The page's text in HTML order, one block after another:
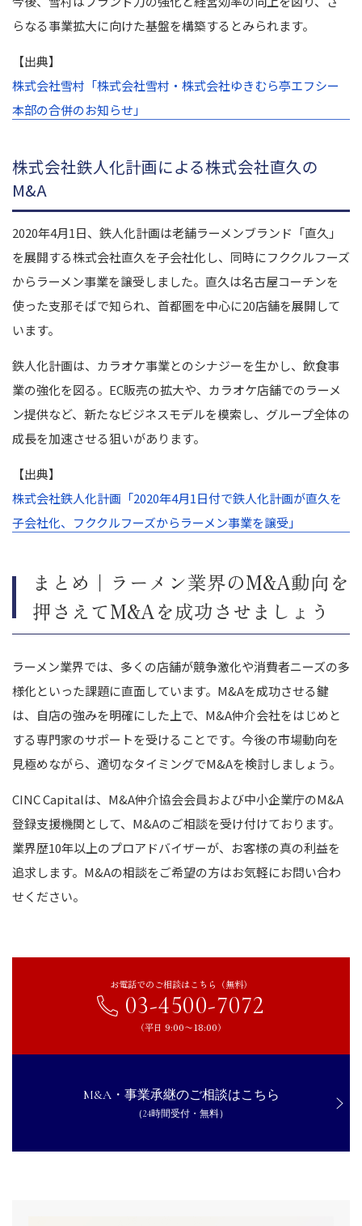
らなる事業拡大に向けた基盤を構築するとみられます。
【出典】
株式会社雪村「株式会社雪村・株式会社ゆきむら亭エフシー
本部の合併のお知らせ」
株式会社鉄人化計画による株式会社直久の
M&A
2020年4月1日、鉄人化計画は老舗ラーメンブランド「直久」
を展開する株式会社直久を子会社化し、同時にフククルフーズ
からラーメン事業を譲受しました。直久は名古屋コーチンを
使った支那そばで知られ、首都圏を中心に20店舗を展開して
います。
鉄人化計画は、カラオケ事業とのシナジーを生かし、飲食事
業の強化を図る。EC販売の拡大や、カラオケ店舗でのラーメ
ン提供など、新たなビジネスモデルを模索し、グループ全体の
成長を加速させる狙いがあります。
【出典】
株式会社鉄人化計画「2020年4月1日付で鉄人化計画が直久を
子会社化、フククルフーズからラーメン事業を譲受」
まとめ｜ラーメン業界のM&A動向を
押さえてM&Aを成功させましょう
ラーメン業界では、多くの店舗が競争激化や消費者ニーズの多
様化といった課題に直面しています。M&Aを成功させる鍵
は、自店の強みを明確にした上で、M&A仲介会社をはじめと
する専門家のサポートを受けることです。今後の市場動向を
見極めながら、適切なタイミングでM&Aを検討しましょう。
CINC Capitalは、M&A仲介協会会員および中小企業庁のM&A
登録支援機関として、M&Aのご相談を受け付けております。
業界歴10年以上のプロアドバイザーが、お客様の真の利益を
追求します。M&Aの相談をご希望の方はお気軽にお問い合わ
せください。
お電話でのご相談はこちら（無料）
03-4500-7072
（平日 9:00〜18:00）
M&A・事業承継のご相談はこちら
（24時間受付・無料）